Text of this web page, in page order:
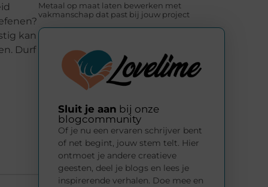
kan
Durf
Metaal op maat laten bewerken met
vakmanschap dat past bij jouw project
Sluit je aan bij onze
blogcommunity
Of je nu een ervaren schrijver bent
of net begint, jouw stem telt. Hier
ontmoet je andere creatieve
geesten, deel je blogs en lees je
inspirerende verhalen. Doe mee en